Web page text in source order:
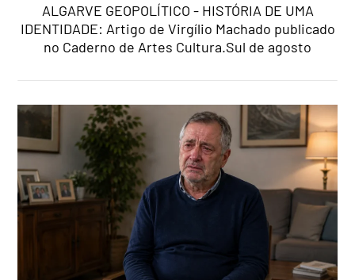
ALGARVE GEOPOLÍTICO - HISTÓRIA DE UMA
IDENTIDADE: Artigo de Virgílio Machado publicado
no Caderno de Artes Cultura.Sul de agosto